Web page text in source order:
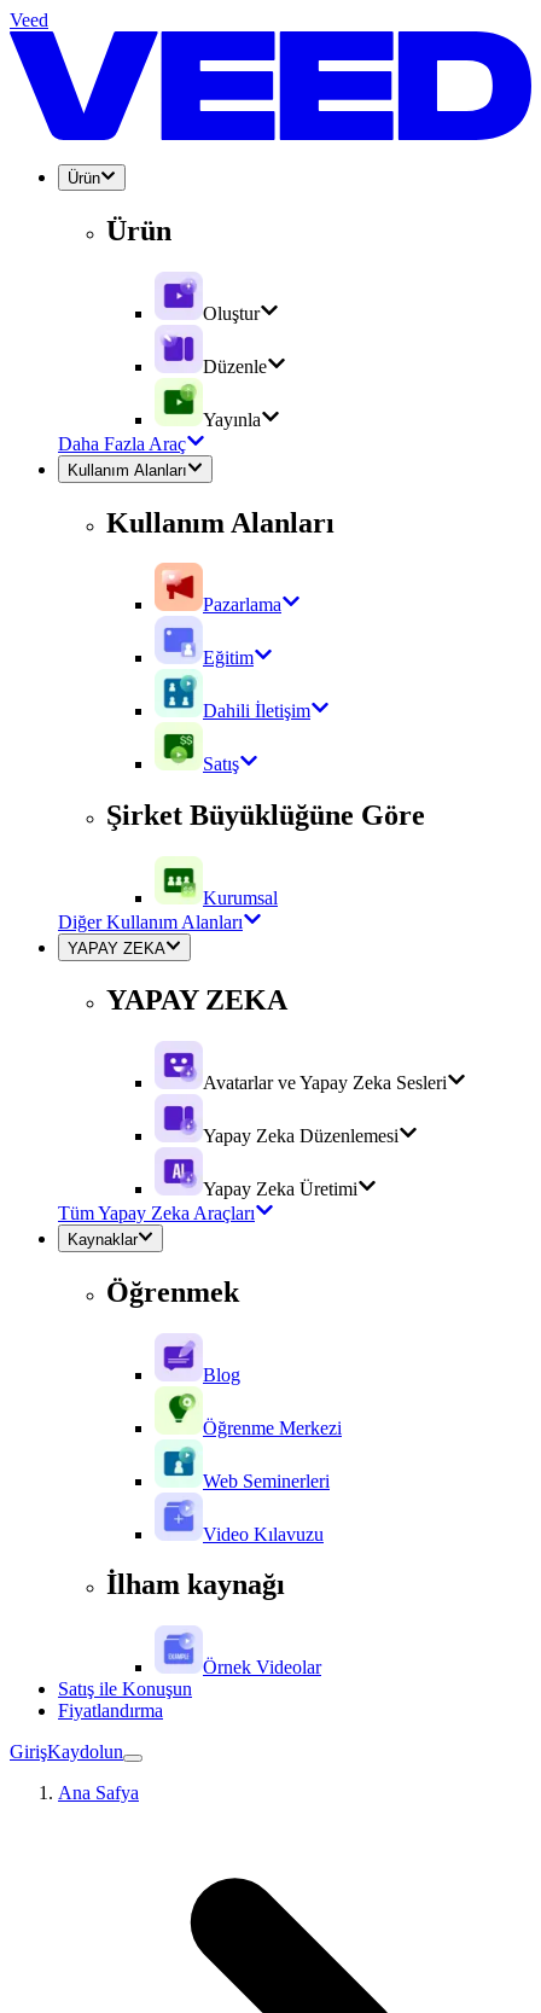
Veed
Ürün
Ürün
Oluştur
Düzenle
Yayınla
Daha Fazla Araç
Kullanım Alanları
Kullanım Alanları
Pazarlama
Eğitim
Dahili İletişim
Satış
Şirket Büyüklüğüne Göre
Kurumsal
Diğer Kullanım Alanları
YAPAY ZEKA
YAPAY ZEKA
Avatarlar ve Yapay Zeka Sesleri
Yapay Zeka Düzenlemesi
Yapay Zeka Üretimi
Tüm Yapay Zeka Araçları
Kaynaklar
Öğrenmek
Blog
Öğrenme Merkezi
Web Seminerleri
Video Kılavuzu
İlham kaynağı
Örnek Videolar
Satış ile Konuşun
Fiyatlandırma
GirişKaydolun
Ana Safya